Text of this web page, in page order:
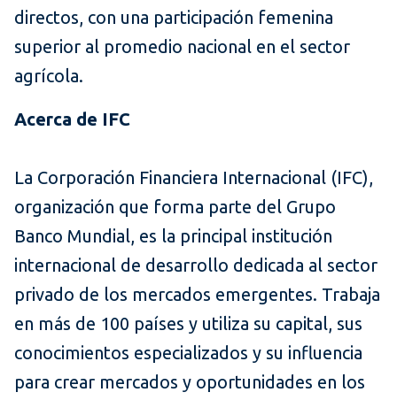
directos, con una participación femenina
superior al promedio nacional en el sector
agrícola.
Acerca de IFC
La Corporación Financiera Internacional (IFC),
organización que forma parte del Grupo
Banco Mundial, es la principal institución
internacional de desarrollo dedicada al sector
privado de los mercados emergentes. Trabaja
en más de 100 países y utiliza su capital, sus
conocimientos especializados y su influencia
para crear mercados y oportunidades en los